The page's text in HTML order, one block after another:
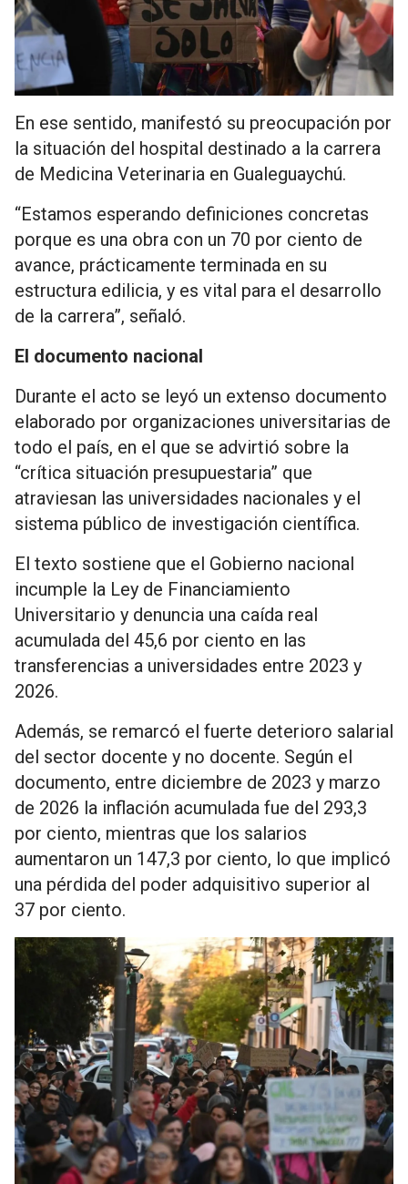
En ese sentido, manifestó su preocupación por
la situación del hospital destinado a la carrera
de Medicina Veterinaria en Gualeguaychú.
“Estamos esperando definiciones concretas
porque es una obra con un 70 por ciento de
avance, prácticamente terminada en su
estructura edilicia, y es vital para el desarrollo
de la carrera”, señaló.
El documento nacional
Durante el acto se leyó un extenso documento
elaborado por organizaciones universitarias de
todo el país, en el que se advirtió sobre la
“crítica situación presupuestaria” que
atraviesan las universidades nacionales y el
sistema público de investigación científica.
El texto sostiene que el Gobierno nacional
incumple la Ley de Financiamiento
Universitario y denuncia una caída real
acumulada del 45,6 por ciento en las
transferencias a universidades entre 2023 y
2026.
Además, se remarcó el fuerte deterioro salarial
del sector docente y no docente. Según el
documento, entre diciembre de 2023 y marzo
de 2026 la inflación acumulada fue del 293,3
por ciento, mientras que los salarios
aumentaron un 147,3 por ciento, lo que implicó
una pérdida del poder adquisitivo superior al
37 por ciento.